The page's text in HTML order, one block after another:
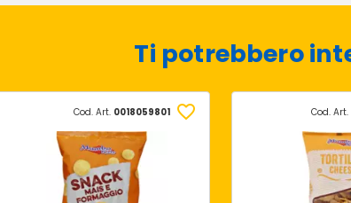
Ti potrebbero
Cod. Art. 0018059801 Cod. Art.